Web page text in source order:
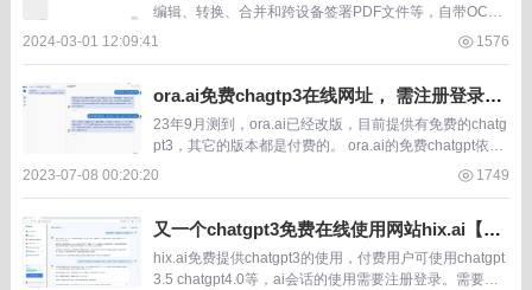
编辑、转换、合并和跨设备签署PDF文件等，自带OCR
识别，同时软件集成了chatgpt AI功能，可以让AI进行PD
2024-03-01 12:09:41 1576
ora.ai免费chagtp3在线网址， 需注册登录
【23年9月测试】
23年9月测到，ora.ai已经改版，目前提供有免费的chatg
pt3，其它的版本都是付费的。 ora.ai的免费chatgpt依旧
需要注册登录后才能使用。 而且有时候注册登录不上，
2023-07-08 00:20:20 1749
又一个chatgpt3免费在线使用网站hix.ai【23
年9月17测，需注册】
hix.ai免费提供chatgpt3的使用，付费用户可使用chatgpt
3.5 chatgpt4.0等，ai会话的使用需要注册登录。需要一